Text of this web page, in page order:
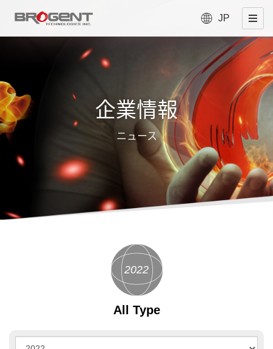
JP
企業情報
ニュース
2022
All Type
Year